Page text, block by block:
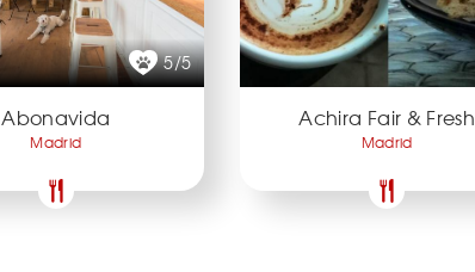
5/5
Abonavida
Madrid
Achira Fair & Fresh
Madrid